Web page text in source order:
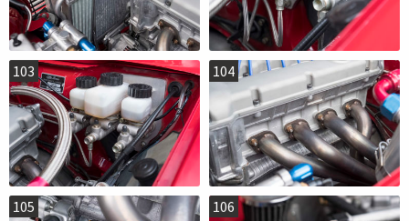
103 104
105 106